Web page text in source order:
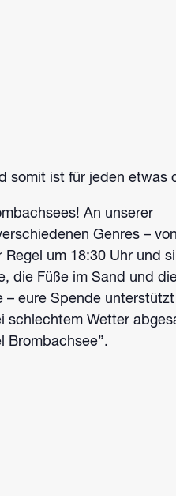
somit ist für jeden etwas
An unserer
Genres – von
um 18:30 Uhr und
die Füße im Sand und
– eure Spende
schlechtem Wetter
Brombachsee”.